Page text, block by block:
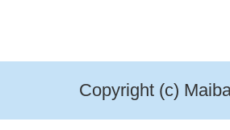
Copyright (c)